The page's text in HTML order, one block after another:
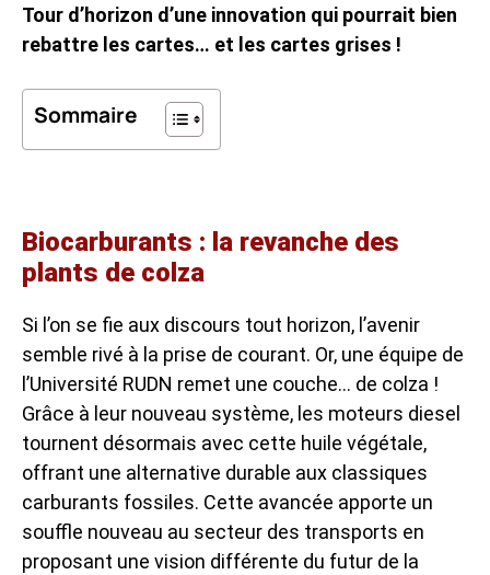
Tour d’horizon d’une innovation qui pourrait bien
rebattre les cartes… et les cartes grises !
Sommaire
Biocarburants : la revanche des
plants de colza
Si l’on se fie aux discours tout horizon, l’avenir
semble rivé à la prise de courant. Or, une équipe de
l’Université RUDN remet une couche… de colza !
Grâce à leur nouveau système, les moteurs diesel
tournent désormais avec cette huile végétale,
offrant une alternative durable aux classiques
carburants fossiles. Cette avancée apporte un
souffle nouveau au secteur des transports en
proposant une vision différente du futur de la